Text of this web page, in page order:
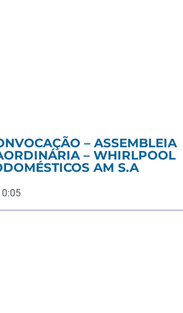
– ASSEMBLEIA
– WHIRLPOOL
AM S.A